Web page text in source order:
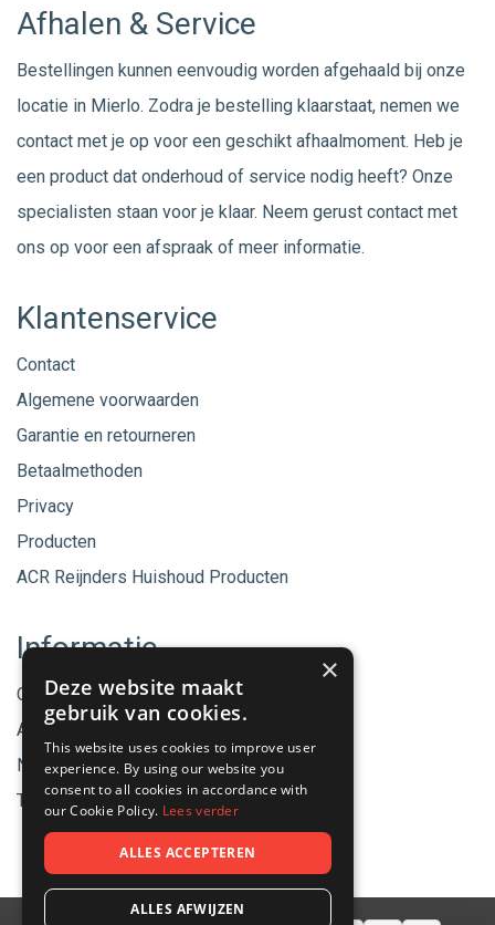
Afhalen & Service
Bestellingen kunnen eenvoudig worden afgehaald bij onze
locatie in Mierlo. Zodra je bestelling klaarstaat, nemen we
contact met je op voor een geschikt afhaalmoment. Heb je
een product dat onderhoud of service nodig heeft? Onze
specialisten staan voor je klaar. Neem gerust contact met
ons op voor een afspraak of meer informatie.
Klantenservice
Contact
Algemene voorwaarden
Garantie en retourneren
Betaalmethoden
Privacy
Producten
ACR Reijnders Huishoud Producten
Informatie
Onze merken
Aanbiedingen
Nieuwe producten
Tips & Nieuws
×
Deze website maakt
gebruik van cookies.
This website uses cookies to improve user
experience. By using our website you
consent to all cookies in accordance with
our Cookie Policy. Lees verder
ALLES ACCEPTEREN
ALLES AFWIJZEN